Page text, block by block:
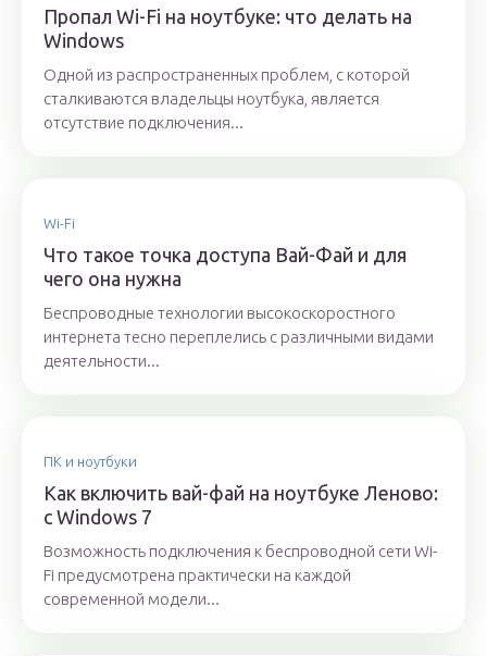
Пропал Wi-Fi на ноутбуке: что делать на
Windows
Одной из распространенных проблем, с которой
сталкиваются владельцы ноутбука, является
отсутствие подключения...
Wi-Fi
Что такое точка доступа Вай-Фай и для
чего она нужна
Беспроводные технологии высокоскоростного
интернета тесно переплелись с различными видами
деятельности...
ПК и ноутбуки
Как включить вай-фай на ноутбуке Леново:
с Windows 7
Возможность подключения к беспроводной сети Wi-
Fi предусмотрена практически на каждой
современной модели...